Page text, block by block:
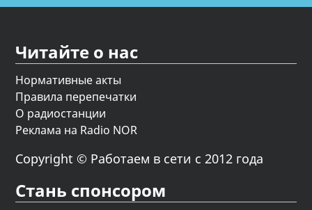
Читайте о нас
Нормативные акты
Правила перепечатки
О радиостанции
Реклама на Radio NOR
Copyright © Работаем в сети с 2012 года
Стань спонсором